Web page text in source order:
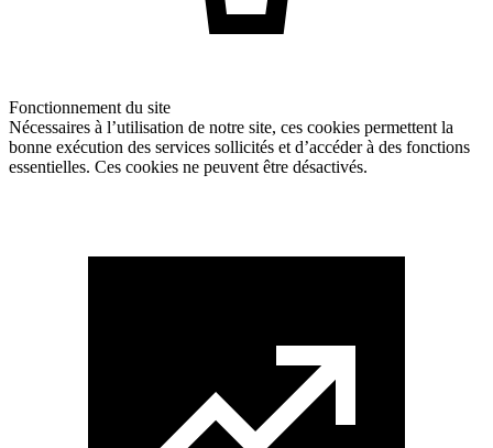
Fonctionnement du site
Nécessaires à l’utilisation de notre site, ces cookies permettent la
bonne exécution des services sollicités et d’accéder à des fonctions
essentielles. Ces cookies ne peuvent être désactivés.